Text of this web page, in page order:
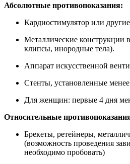
Абсолютные противопоказания:
Кардиостимулятор или
Металлические конструкции
клипсы, инородные тела).
Аппарат искусственной
Стенты, установленные менее
Для женщин: первые 4 дня
Относительные
Брекеты, ретейнеры,
(возможность проведения
необходимо пробовать)